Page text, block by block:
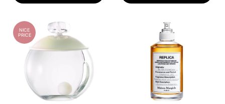
NICE
PRICE